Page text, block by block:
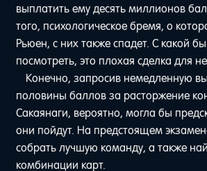
выплатить ему десять миллионов
того, психологическое бремя, о
Рьюен, с них также спадет. С какой
посмотреть, это плохая сделка для
Конечно, запросив немедленную
половины баллов за расторжение
Сакаянаги, вероятно, могла бы
они пойдут. На предстоящем
собрать лучшую команду, а также
комбинации карт.